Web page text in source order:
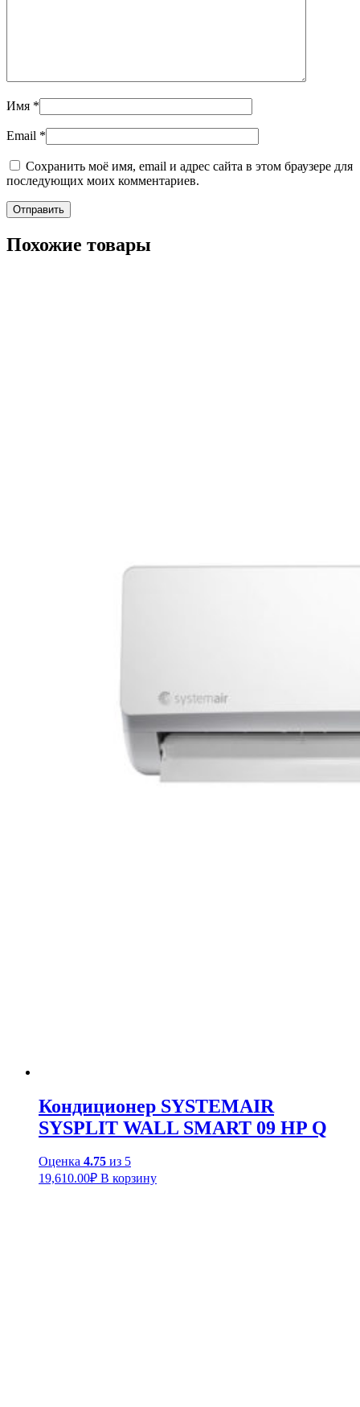
Имя *
Email *
Сохранить моё имя, email и адрес сайта в этом браузере для
последующих моих комментариев.
Похожие товары
Кондиционер SYSTEMAIR
SYSPLIT WALL SMART 09 HP Q
Оценка 4.75 из 5
19,610.00₽ В корзину